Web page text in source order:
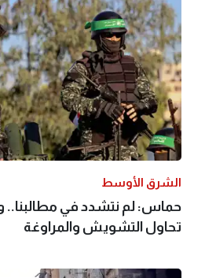
الشرق الأوسط
حماس: لم نتشدد في مطالبنا..
تحاول التشويش والمراوغة